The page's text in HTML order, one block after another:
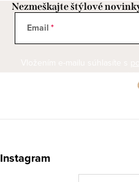
Nezmeškajte štýlové
Email
áInstagram